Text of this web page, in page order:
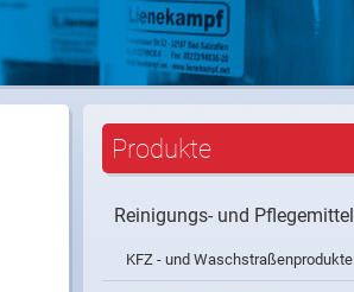
Produkte
Reinigungs- und Pflegemittel
KFZ - und Waschstraßenprodukte